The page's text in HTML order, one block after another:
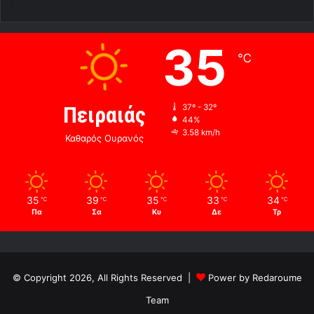
Πειραιάς
Καθαρός Ουρανός
35 ℃
37º - 32º
44%
3.58 km/h
35 ℃
Πα
39 ℃
Σα
35 ℃
Κυ
33 ℃
Δε
34 ℃
Τρ
© Copyright 2026, All Rights Reserved |
Power by Redaroume
Team